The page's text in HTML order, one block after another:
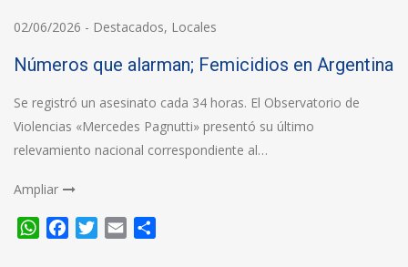
02/06/2026 - Destacados, Locales
Números que alarman; Femicidios en Argentina
Se registró un asesinato cada 34 horas. El Observatorio de
Violencias «Mercedes Pagnutti» presentó su último
relevamiento nacional correspondiente al…
Ampliar
WhatsApp
FacebookTwitter
Email